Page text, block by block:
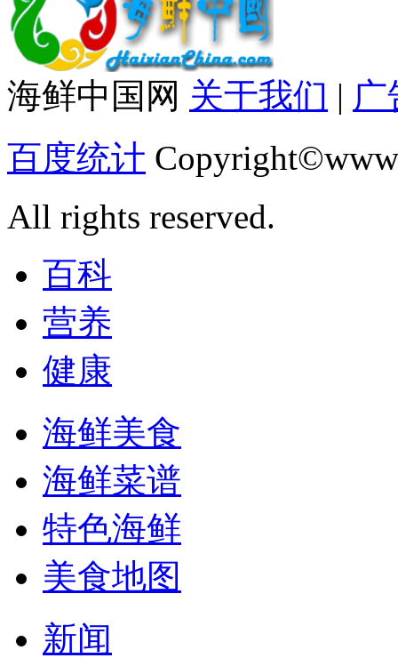
海鲜中国网 关于我们 | 广
百度统计
All rights reserved.
百科
营养
健康
海鲜美食
海鲜菜谱
特色海鲜
美食地图
新闻